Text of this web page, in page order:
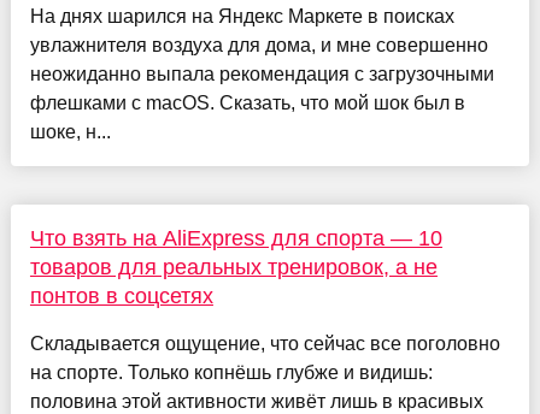
На днях шарился на Яндекс Маркете в поисках
увлажнителя воздуха для дома, и мне совершенно
неожиданно выпала рекомендация с загрузочными
флешками с macOS. Сказать, что мой шок был в
шоке, н...
Что взять на AliExpress для спорта — 10
товаров для реальных тренировок, а не
понтов в соцсетях
Складывается ощущение, что сейчас все поголовно
на спорте. Только копнёшь глубже и видишь:
половина этой активности живёт лишь в красивых